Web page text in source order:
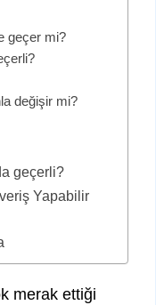
geçer mi?
değişir mi?
geçerli?
Yapabilir
merak ettiği